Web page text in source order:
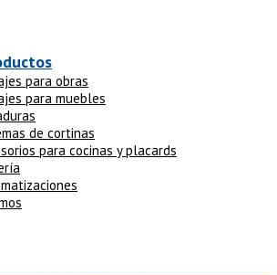
para obras
para muebles
de cortinas
para cocinas y placards